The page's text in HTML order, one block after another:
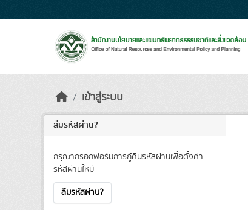
เข้าสู่ระบบ
ลืมรหัสผ่าน?
กรุณากรอกฟอร์มการกู้คืนรหัสผ่านเพื่อตั้งค่า
รหัสผ่านใหม่
ลืมรหัสผ่าน?